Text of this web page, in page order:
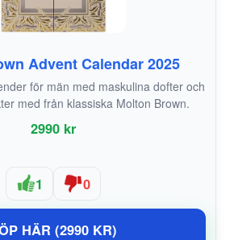
Advent Calendar 2025
för män med maskulina dofter och
med från klassiska Molton Brown.
2990 kr
1 0
HÄR (2990 KR)